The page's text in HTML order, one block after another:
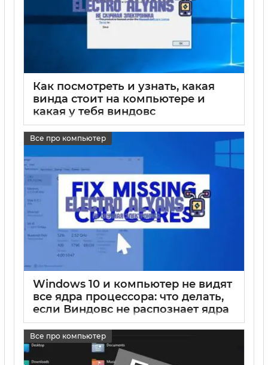
Как посмотреть и узнать, какая
винда стоит на компьютере и
какая у тебя виндовс
Все про компьютер
Windows 10 и компьютер не видят
все ядра процессора: что делать,
если Виндовс не распознает ядра
Все про компьютер